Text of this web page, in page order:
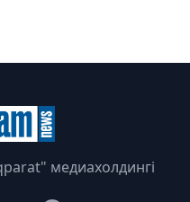
медиахолдингі